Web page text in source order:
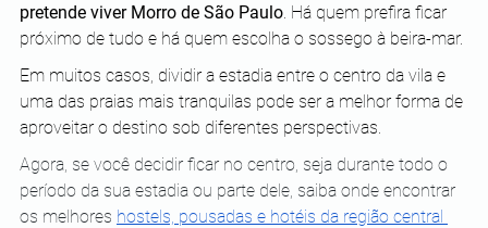
pretende viver Morro de São Paulo . Há quem prefira ficar
próximo de tudo e há quem escolha o sossego à beira-mar.
Em muitos casos, dividir a estadia entre o centro da vila e
uma das praias mais tranquilas pode ser a melhor forma de
aproveitar o destino sob diferentes perspectivas.
Agora, se você decidir ficar no centro, seja durante todo o
período da sua estadia ou parte dele, saiba onde encontrar
os melhores hostels, pousadas e hotéis da região central